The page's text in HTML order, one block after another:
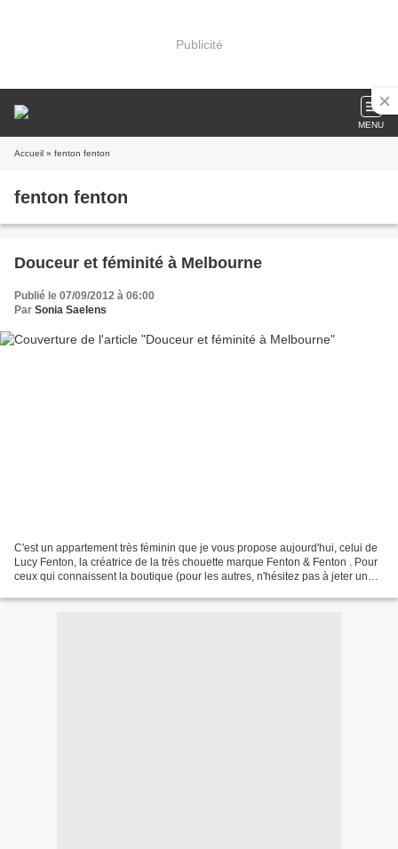
Publicité
MENU
Accueil » fenton fenton
fenton fenton
Douceur et féminité à Melbourne
Publié le 07/09/2012 à 06:00
Par Sonia Saelens
C'est un appartement très féminin que je vous propose aujourd'hui, celui de
Lucy Fenton, la créatrice de la très chouette marque Fenton & Fenton . Pour
ceux qui connaissent la boutique (pour les autres, n'hésitez pas à jeter un